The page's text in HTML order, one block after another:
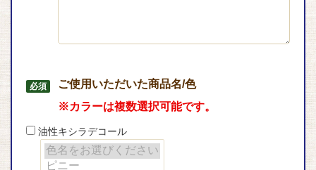
ご使用いただいた商品名/色
※カラーは複数選択可能です。
油性キシラデコール